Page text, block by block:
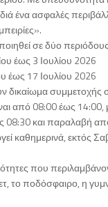
ένα ασφαλές
σε δύο
έως 3 Ιουλίου 2026
έως 17 Ιουλίου 2026
δικαίωμα συμμετοχής
από 08:00 έως
08:30 και παραλαβή
καθημερινά, εκτός
που
το ποδόσφαιρο, η